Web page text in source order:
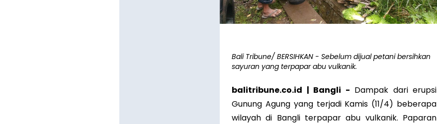
Bali Tribune/ BERSIHKAN - Sebelum dijual petani bersihkan
sayuran yang terpapar abu vulkanik.
balitribune.co.id | Bangli - Dampak dari erupsi
Gunung Agung yang terjadi Kamis (11/4) beberapa
wilayah di Bangli terpapar abu vulkanik. Paparan